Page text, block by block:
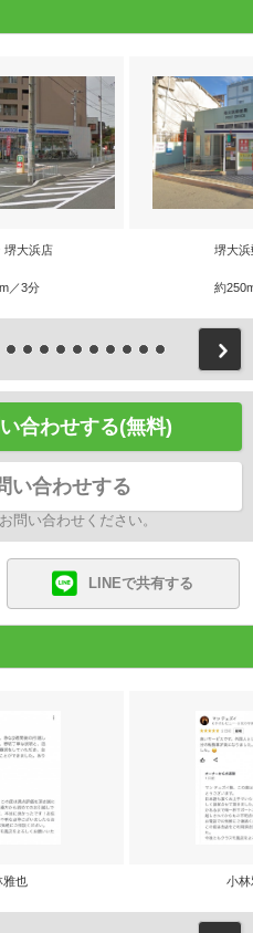
堺大浜店
／3分
堺大浜
約
合わせする(無料)
い合わせする
問い合わせください。
LINEで共有する
雅也 小林